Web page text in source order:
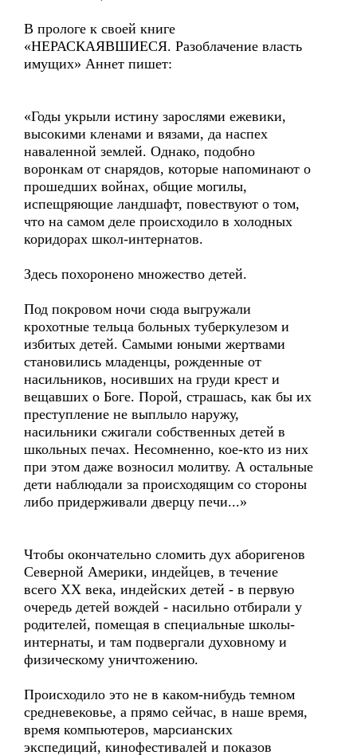
В прологе к своей книге
«НЕРАСКАЯВШИЕСЯ. Разоблачение власть
имущих» Аннет пишет:
«Годы укрыли истину зарослями ежевики,
высокими кленами и вязами, да наспех
наваленной землей. Однако, подобно
воронкам от снарядов, которые напоминают о
прошедших войнах, общие могилы,
испещряющие ландшафт, повествуют о том,
что на самом деле происходило в холодных
коридорах школ-интернатов.
Здесь похоронено множество детей.
Под покровом ночи сюда выгружали
крохотные тельца больных туберкулезом и
избитых детей. Самыми юными жертвами
становились младенцы, рожденные от
насильников, носивших на груди крест и
вещавших о Боге. Порой, страшась, как бы их
преступление не выплыло наружу,
насильники сжигали собственных детей в
школьных печах. Несомненно, кое-кто из них
при этом даже возносил молитву. А остальные
дети наблюдали за происходящим со стороны
либо придерживали дверцу печи...»
Чтобы окончательно сломить дух аборигенов
Северной Америки, индейцев, в течение
всего ХХ века, индейских детей - в первую
очередь детей вождей - насильно отбирали у
родителей, помещая в специальные школы-
интернаты, и там подвергали духовному и
физическому уничтожению.
Происходило это не в каком-нибудь темном
средневековье, а прямо сейчас, в наше время,
время компьютеров, марсианских
экспедиций, кинофестивалей и показов